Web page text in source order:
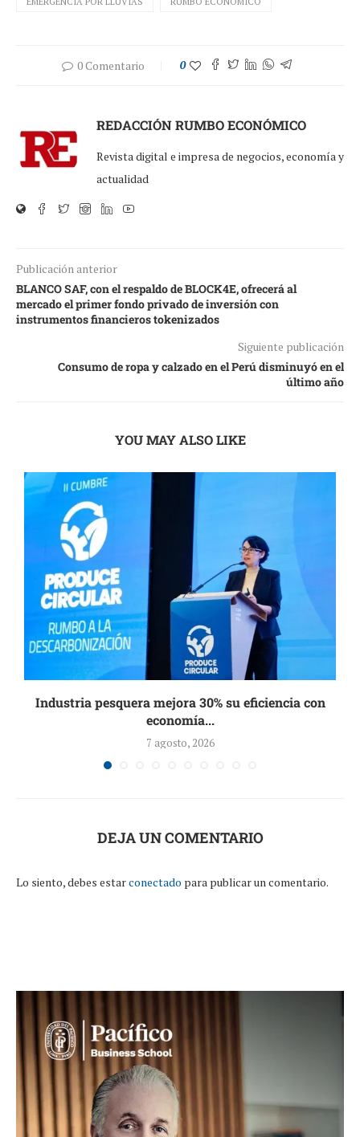
0 Comentario 0
REDACCIÓN RUMBO ECONÓMICO
Revista digital e impresa de negocios, economía y
actualidad
Publicación anterior
BLANCO SAF, con el respaldo de BLOCK4E, ofrecerá al
mercado el primer fondo privado de inversión con
instrumentos financieros tokenizados
Siguiente publicación
Consumo de ropa y calzado en el Perú disminuyó en el
último año
YOU MAY ALSO LIKE
Industria pesquera mejora 30% su eficiencia con
economía...
7 agosto, 2026
DEJA UN COMENTARIO
Lo siento, debes estarconectado para publicar un comentario.